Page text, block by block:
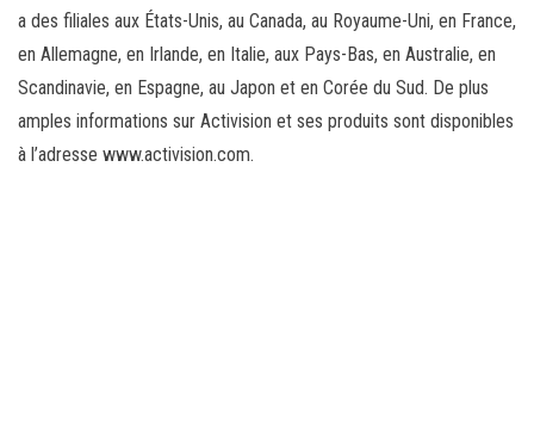
a des filiales aux États-Unis, au Canada, au Royaume-Uni, en France,
en Allemagne, en Irlande, en Italie, aux Pays-Bas, en Australie, en
Scandinavie, en Espagne, au Japon et en Corée du Sud. De plus
amples informations sur Activision et ses produits sont disponibles
à l’adresse www.activision.com.